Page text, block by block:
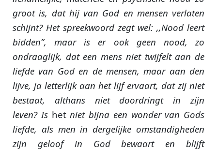
groot is, dat hij van God en mensen verlaten
schijnt? Het spreekwoord zegt wel: ,,Nood leert
bidden”, maar is er ook geen nood, zo
ondraaglijk, dat een mens niet twijfelt aan de
liefde van God en de mensen, maar aan den
lijve, ja letterlijk aan het lijf ervaart, dat zij niet
bestaat, althans niet doordringt in zijn
leven? Ishetniet bijna een wonder van Gods
liefde, als men in dergelijke omstandigheden
zijn geloof in God bewaart en blijft